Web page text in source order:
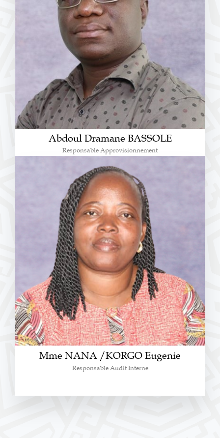
Abdoul Dramane BASSOLE
Responsable Approvisionnement
Mme NANA /KORGO Eugenie
Responsable Audit Interne